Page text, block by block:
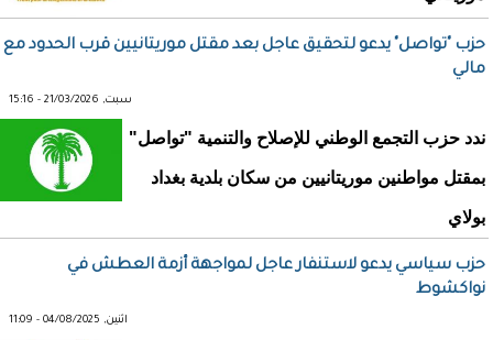
حزب "تواصل" يدعو لتحقيق عاجل بعد مقتل موريتانيين قرب الحدود مع
مالي
سبت, 21/03/2026 - 15:16
ندد حزب التجمع الوطني للإصلاح والتنمية "تواصل"
بمقتل مواطنين موريتانيين من سكان بلدية بغداد
بولاي
حزب سياسي يدعو لاستنفار عاجل لمواجهة أزمة العطش في
نواكشوط
اثنين, 04/08/2025 - 11:09